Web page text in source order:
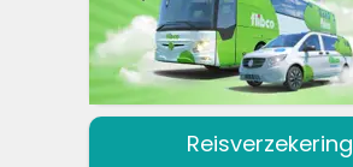
Reisverzekering